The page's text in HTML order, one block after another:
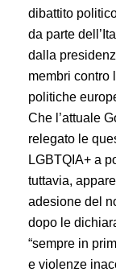
dibattito
da parte
dalla
membri contro
politiche
Che l’attuale
relegato le
LGBTQIA+ a
tuttavia,
adesione del
dopo le
“sempre in
e violenze